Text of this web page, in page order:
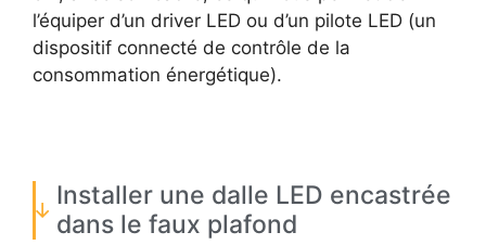
l’équiper d’un driver LED ou d’un pilote LED (un
dispositif connecté de contrôle de la
consommation énergétique).
Installer une dalle LED encastrée
dans le faux plafond